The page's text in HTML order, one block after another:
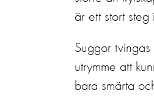
är ett stort
Suggor
utrymme att
bara smärta